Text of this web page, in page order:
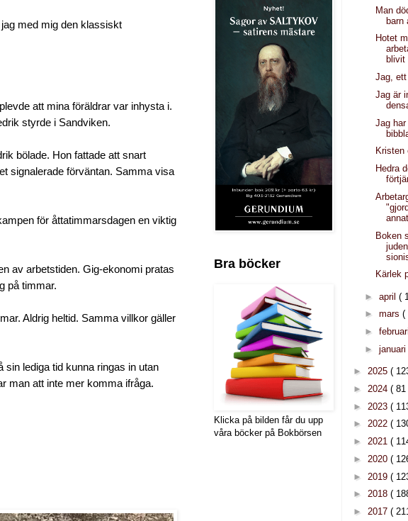
med mig den klassiskt
att mina föräldrar var inhysta i.
styrde i Sandviken.
bölade. Hon fattade att snart
signalerade förväntan. Samma visa
för åttatimmarsdagen en viktig
av arbetstiden. Gig-ekonomi pratas
på timmar.
Aldrig heltid. Samma villkor gäller
sin lediga tid kunna ringas in utan
man att inte mer komma ifråga.
Bra böcker
Klicka på bilden får du upp
våra böcker på Bokbörsen
Man
barn
Hotet
Jag,
Jag är
Jag
Hedra
Boken
Kärlek
► april (
► mars (
►
► januari
► 2025 (
► 2024 ( 81
► 2023 (
► 2022 (
► 2021 (
► 2020 (
► 2019 (
► 2018 (
► 2017 (